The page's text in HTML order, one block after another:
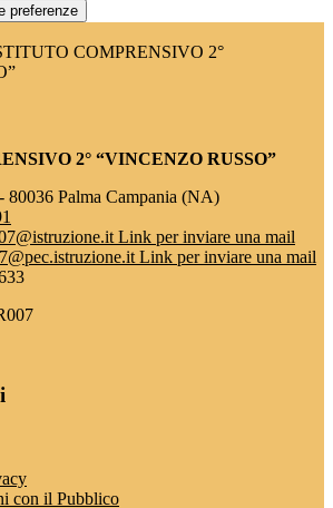
preferenze
COMPRENSIVO 2°
2° “VINCENZO RUSSO”
80036 Palma Campania (NA)
Link per inviare una mail
Link per inviare una mail
con il Pubblico